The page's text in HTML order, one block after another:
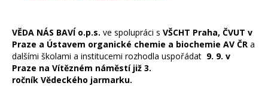
VĚDA NÁS BAVÍ o.p.s. ve spolupráci s VŠCHT Praha, ČVUT v
Praze a Ústavem organické chemie a biochemie AV ČR a
dalšími školami a institucemi rozhodla uspořádat 9. 9. v
Praze na Vítězném náměstí již 3.
ročník Vědeckého jarmarku.